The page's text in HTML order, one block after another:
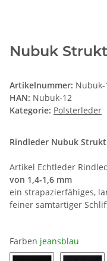
Nubuk
Artikelnummer:
HAN: Nubuk-12
Kategorie: Polsterleder
Rindleder Nubuk
Artikel Echtleder
von 1,4-1,6 mm
ein strapazierfähiges,
feiner samtartiger
Farben jeansblau